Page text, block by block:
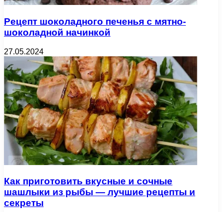
Рецепт шоколадного печенья с мятно-
шоколадной начинкой
27.05.2024
Как приготовить вкусные и сочные
шашлыки из рыбы — лучшие рецепты и
секреты